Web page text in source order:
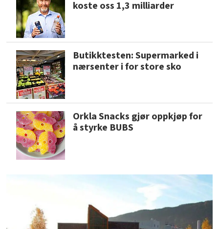
koste oss 1,3 milliarder
Butikktesten: Supermarked i
nærsenter i for store sko
Orkla Snacks gjør oppkjøp for
å styrke BUBS